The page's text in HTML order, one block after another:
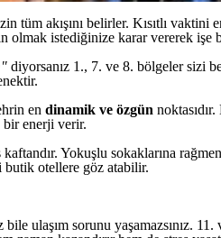
akışını belirler. Kısıtlı
olmak istediğinize karar vererek işe
diyorsanız 1., 7. ve 8. bölgeler sizi
en dinamik ve özgün
bir enerji verir.
Yokuşlu sokaklarına
otellere göz atabilir.
ulaşım sorunu